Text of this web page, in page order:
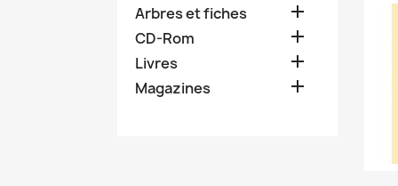
Arbres et fiches 
CD-Rom 
Livres 
Magazines 